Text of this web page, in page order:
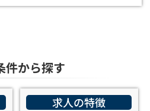
件から探す
求人の特徴